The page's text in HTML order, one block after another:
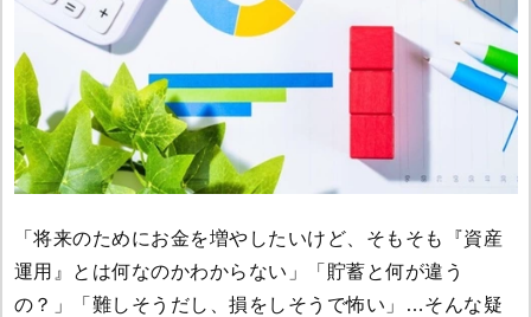
「将来のためにお金を増やしたいけど、そもそも『資産
運用』とは何なのかわからない」「貯蓄と何が違う
の？」「難しそうだし、損をしそうで怖い」…そんな疑